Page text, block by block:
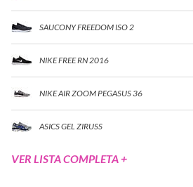
SAUCONY FREEDOM ISO 2
NIKE FREE RN 2016
NIKE AIR ZOOM PEGASUS 36
ASICS GEL ZIRUSS
VER LISTA COMPLETA +